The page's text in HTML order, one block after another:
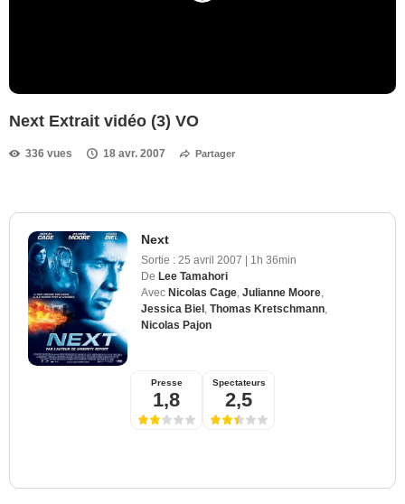
Next Extrait vidéo (3) VO
336 vues 18 avr. 2007 Partager
Next
Sortie : 25 avril 2007 | 1h 36min
De Lee Tamahori
Avec Nicolas Cage Julianne Moore
Jessica Biel Thomas Kretschmann
Nicolas Pajon
Presse
1,8
Spectateurs
2,5